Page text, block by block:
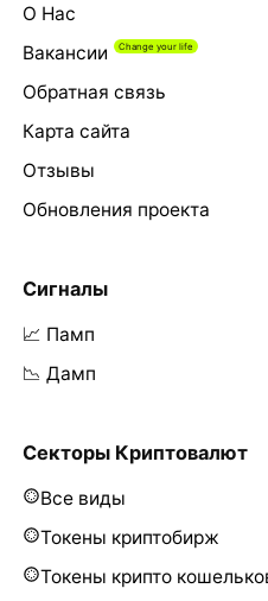
О Нас
Вакансии
Обратная связь
Карта сайта
Отзывы
Обновления проекта
Сигналы
📈 Памп
📉 Дамп
Секторы Криптовалют
Все виды
Токены криптобирж
Токены крипто